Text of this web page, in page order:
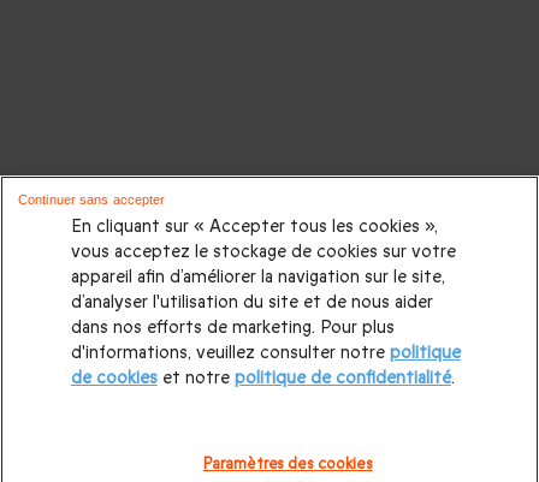
En cliquant sur « Accepter tous les cookies »,
vous acceptez le stockage de cookies sur votre
appareil afin d’améliorer la navigation sur le site,
d’analyser l'utilisation du site et de nous aider
dans nos efforts de marketing. Pour plus
d'informations, veuillez consulter notre politique
de cookieset notre politique de confidentialité.
Paramètres des cookies
Continuer sans accepter